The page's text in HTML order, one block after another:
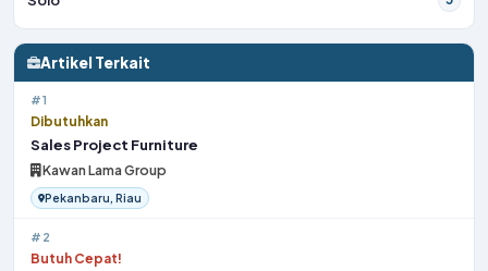
Artikel Terkait
#1
Dibutuhkan
Sales Project Furniture
Kawan Lama Group
Pekanbaru, Riau
#2
Butuh Cepat!